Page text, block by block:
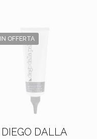
IN OFFERTA
DIEGO DALLA